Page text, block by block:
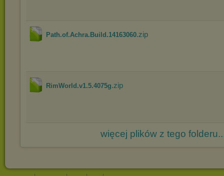
Path.of.Achra.Build.14163060.zip
RimWorld.v1.5.4075g.zip
więcej plików z tego